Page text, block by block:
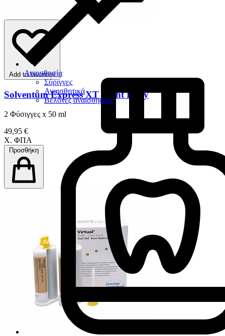
Αναισθησία
Σύριγγες
Αναισθητικά
Βελόνες αναισθησίας
Add to favorites
Solventum Express XT Light Body
2 Φύσιγγες x 50 ml
49,95 €
Χ. ΦΠΑ
Προσθήκη